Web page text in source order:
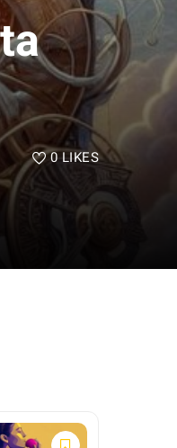
0LIKES